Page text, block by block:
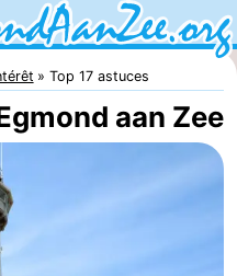
Top 17 astuces
aan Zee